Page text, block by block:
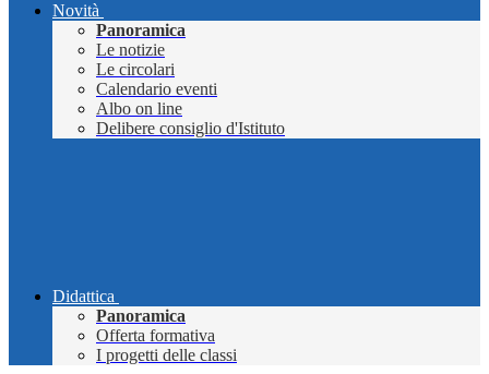
Novità
Panoramica
Le notizie
Le circolari
Calendario eventi
Albo on line
Delibere consiglio d'Istituto
Didattica
Panoramica
Offerta formativa
I progetti delle classi